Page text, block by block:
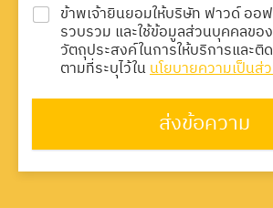
ข้าพเจ้ายินยอมให้บริษัท ฟาวด์ ออ
รวบรวม และใช้ข้อมูลส่วนบุคคลขอ
วัตถุประสงค์ในการให้บริการและติ
ตามที่ระบุไว้ในนโยบายความเป็นส่
ส่งข้อความ